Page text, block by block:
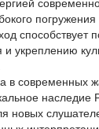
способствует
укреплению
в современных
наследие
новых